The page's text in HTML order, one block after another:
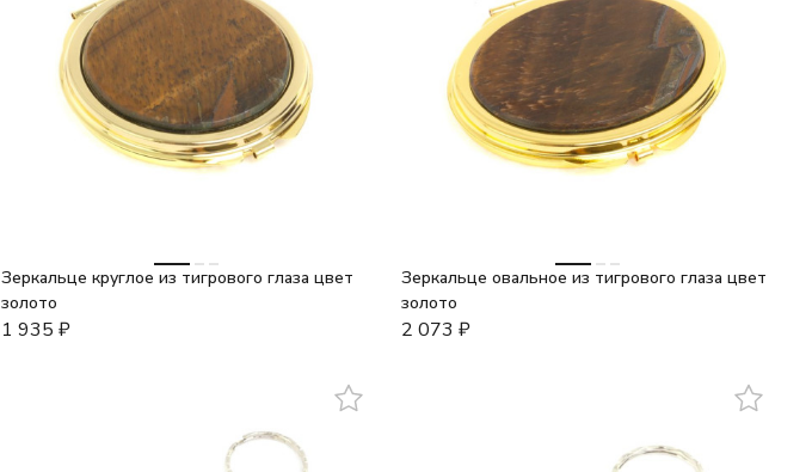
Зеркальце круглое из тигрового глаза цвет
золото
1 935 ₽
Зеркальце овальное из тигрового глаза цвет
золото
2 073 ₽